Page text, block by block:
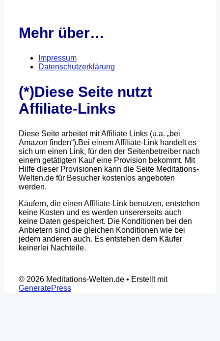
Mehr über…
Impressum
Datenschutzerklärung
(*)Diese Seite nutzt
Affiliate-Links
Diese Seite arbeitet mit Affiliate Links (u.a. „bei
Amazon finden“).Bei einem Affiliate-Link handelt es
sich um einen Link, für den der Seitenbetreiber nach
einem getätigten Kauf eine Provision bekommt. Mit
Hilfe dieser Provisionen kann die Seite Meditations-
Welten.de für Besucher kostenlos angeboten
werden.
Käufern, die einen Affiliate-Link benutzen, entstehen
keine Kosten und es werden unsererseits auch
keine Daten gespeichert. Die Konditionen bei den
Anbietern sind die gleichen Konditionen wie bei
jedem anderen auch. Es entstehen dem Käufer
keinerlei Nachteile.
© 2026 Meditations-Welten.de • Erstellt mit
GeneratePress